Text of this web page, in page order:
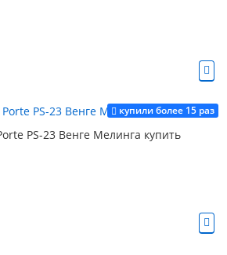
купили более 15 раз
PS-23 Венге Мелинга купить